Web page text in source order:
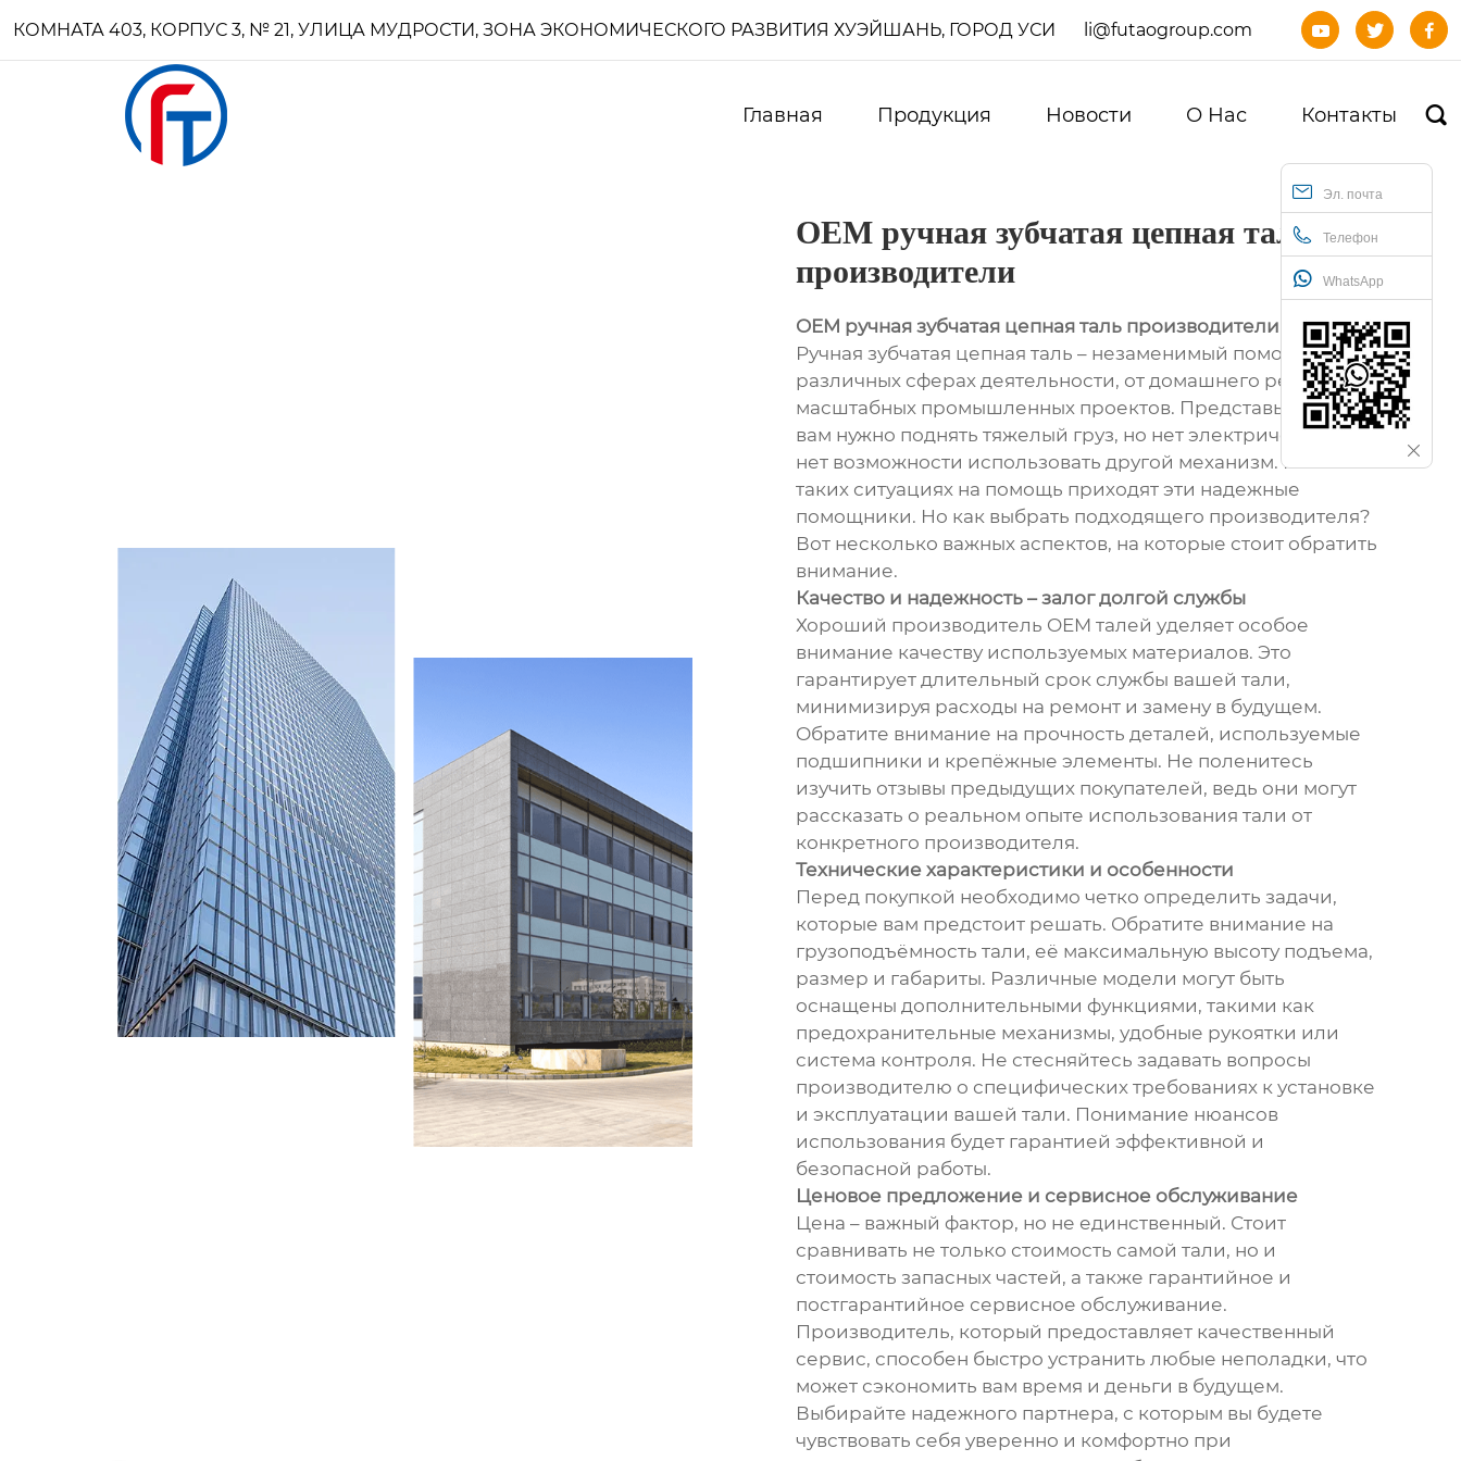
КОМНАТА 403, КОРПУС 3, № 21, УЛИЦА МУДРОСТИ, ЗОНА ЭКОНОМИЧЕСКОГО РАЗВИТИЯ ХУЭЙШАНЬ, ГОРОД УСИ li@futaogroup.com   
Главная Продукция Новости О Нас Контакты 
Эл. почта
Телефон
WhatsApp
OEM ручная зубчатая цепная таль
производители
OEM ручная зубчатая цепная таль производители
Ручная зубчатая цепная таль – незаменимый помощник в
различных сферах деятельности, от домашнего ремонта до
масштабных промышленных проектов. Представьте себе,
вам нужно поднять тяжелый груз, но нет электричества или
нет возможности использовать другой механизм. Именно в
таких ситуациях на помощь приходят эти надежные
помощники. Но как выбрать подходящего производителя?
Вот несколько важных аспектов, на которые стоит обратить
внимание.
Качество и надежность – залог долгой службы
Хороший производитель OEM талей уделяет особое
внимание качеству используемых материалов. Это
гарантирует длительный срок службы вашей тали,
минимизируя расходы на ремонт и замену в будущем.
Обратите внимание на прочность деталей, используемые
подшипники и крепёжные элементы. Не поленитесь
изучить отзывы предыдущих покупателей, ведь они могут
рассказать о реальном опыте использования тали от
конкретного производителя.
Технические характеристики и особенности
Перед покупкой необходимо четко определить задачи,
которые вам предстоит решать. Обратите внимание на
грузоподъёмность тали, её максимальную высоту подъема,
размер и габариты. Различные модели могут быть
оснащены дополнительными функциями, такими как
предохранительные механизмы, удобные рукоятки или
система контроля. Не стесняйтесь задавать вопросы
производителю о специфических требованиях к установке
и эксплуатации вашей тали. Понимание нюансов
использования будет гарантией эффективной и
безопасной работы.
Ценовое предложение и сервисное обслуживание
Цена – важный фактор, но не единственный. Стоит
сравнивать не только стоимость самой тали, но и
стоимость запасных частей, а также гарантийное и
постгарантийное сервисное обслуживание.
Производитель, который предоставляет качественный
сервис, способен быстро устранить любые неполадки, что
может сэкономить вам время и деньги в будущем.
Выбирайте надежного партнера, с которым вы будете
чувствовать себя уверенно и комфортно при